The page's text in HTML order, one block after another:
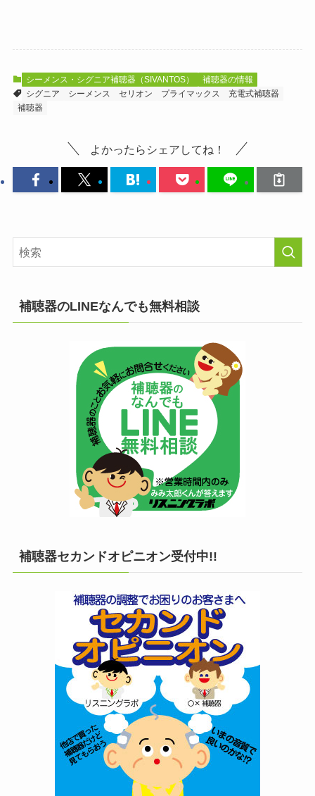
シーメンス・シグニア補聴器（SIVANTOS）
補聴器の情報
シグニア
シーメンス セリオン プライマックス
充電式補聴器
補聴器
よかったらシェアしてね！
補聴器のLINEなんでも無料相談
補聴器セカンドオピニオン受付中!!